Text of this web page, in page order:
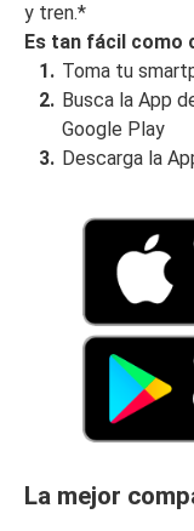
y tren.*
Es tan fácil como
Toma tu
Busca la App
Google Play
Descarga la
La mejor